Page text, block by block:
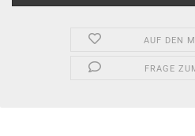
AUF DEN
FRAGE